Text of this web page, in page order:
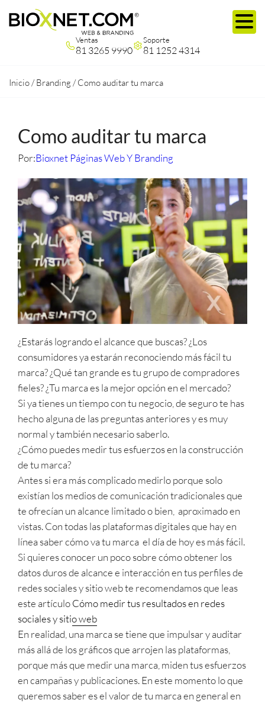
Ventas
81 3265 9990
Soporte
81 1252 4314
Inicio /Branding /Como auditar tu marca
Como auditar tu marca
Por:Bioxnet Páginas Web Y Branding
¿Estarás logrando el alcance que buscas? ¿Los
consumidores ya estarán reconociendo más fácil tu
marca? ¿Qué tan grande es tu grupo de compradores
fieles? ¿Tu marca es la mejor opción en el mercado?
Si ya tienes un tiempo con tu negocio, de seguro te has
hecho alguna de las preguntas anteriores y es muy
normal y también necesario saberlo.
¿Cómo puedes medir tus esfuerzos en la construcción
de tu marca?
Antes si era más complicado medirlo porque solo
existían los medios de comunicación tradicionales que
te ofrecían un alcance limitado o bien, aproximado en
vistas. Con todas las plataformas digitales que hay en
línea saber cómo va tu marca el día de hoy es más fácil.
Si quieres conocer un poco sobre cómo obtener los
datos duros de alcance e interacción en tus perfiles de
redes sociales y sitio web te recomendamos que leas
este artículoCómo medir tus resultados en redes
sociales y sitio web
En realidad, una marca se tiene que impulsar y auditar
más allá de los gráficos que arrojen las plataformas,
porque más que medir una marca, miden tus esfuerzos
en campañas y publicaciones. En este momento lo que
queremos saber es el valor de tu marca en general en